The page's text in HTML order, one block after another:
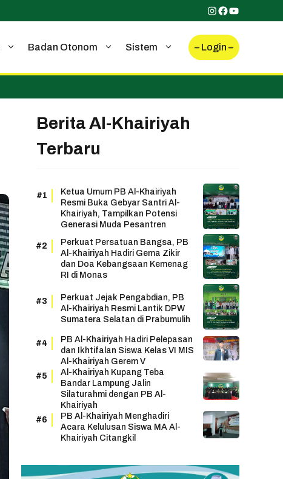
Instagram
Facebook
YouTube
Badan Otonom Sistem – Login –
Berita Al-Khairiyah
Terbaru
Ketua Umum PB Al-Khairiyah
Resmi Buka Gebyar Santri Al-
Khairiyah, Tampilkan Potensi
Generasi Muda Pesantren
Perkuat Persatuan Bangsa, PB
Al-Khairiyah Hadiri Gema Zikir
dan Doa Kebangsaan Kemenag
RI di Monas
Perkuat Jejak Pengabdian, PB
Al-Khairiyah Resmi Lantik DPW
Sumatera Selatan di Prabumulih
PB Al-Khairiyah Hadiri Pelepasan
dan Ikhtifalan Siswa Kelas VI MIS
Al-Khairiyah Gerem V
Al-Khairiyah Kupang Teba
Bandar Lampung Jalin
Silaturahmi dengan PB Al-
Khairiyah
PB Al-Khairiyah Menghadiri
Acara Kelulusan Siswa MA Al-
Khairiyah Citangkil